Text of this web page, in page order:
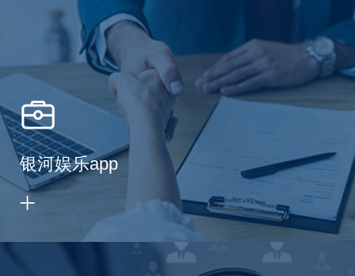
银河娱乐app